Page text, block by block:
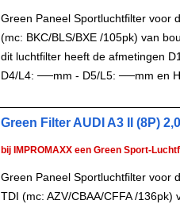
Green Paneel Sportluchtfilter voor
(mc: BKC/BLS/BXE /105pk) van
dit luchtfilter heeft de afmetingen
D4/L4: ──mm - D5/L5: ──mm en
Green Filter AUDI A3 II (8P)
bij IMPROMAXX een Green Sport-
Green Paneel Sportluchtfilter voor
TDI (mc: AZV/CBAA/CFFA /136pk)